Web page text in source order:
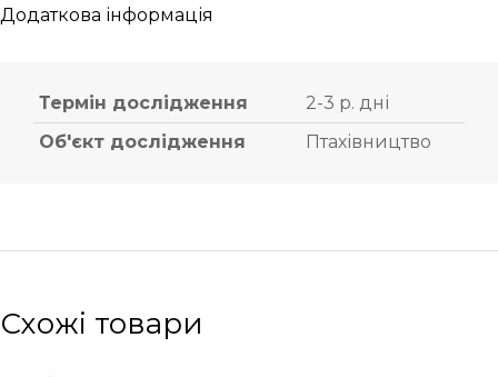
Додаткова інформація
Термін дослідження
2-3 р. дні
Об'єкт дослідження
Птахівництво
Схожі товари